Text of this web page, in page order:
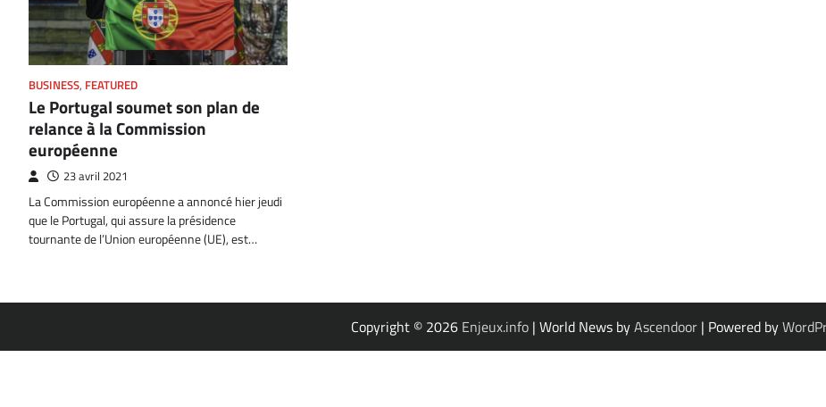
BUSINESS, FEATURED
Le Portugal soumet son plan de
relance à la Commission
européenne
23 avril 2021
La Commission européenne a annoncé hier jeudi
que le Portugal, qui assure la présidence
tournante de l’Union européenne (UE), est…
Copyright © 2026 Enjeux.info| World News byAscendoor| Powered by